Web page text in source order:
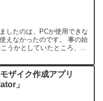
したのは、PCが使用できな
えなかったのです。 事の始
うかとしていたところ、キ
ザイク作成アプリ
」